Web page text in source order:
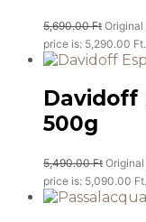
5,690.00Ft
price is: 5,290.00 Ft.
Davidoff
500g
5,490.00Ft
price is: 5,090.00 Ft.